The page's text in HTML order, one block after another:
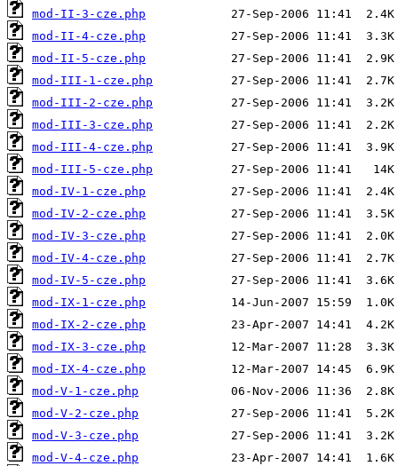
mod-II-3-cze.php
mod-II-4-cze.php
mod-II-5-cze.php
mod-III-1-cze.php
mod-III-2-cze.php
mod-III-3-cze.php
mod-III-4-cze.php
mod-III-5-cze.php
mod-IV-1-cze.php
mod-IV-2-cze.php
mod-IV-3-cze.php
mod-IV-4-cze.php
mod-IV-5-cze.php
mod-IX-1-cze.php
mod-IX-2-cze.php
mod-IX-3-cze.php
mod-IX-4-cze.php
mod-V-1-cze.php
mod-V-2-cze.php
mod-V-3-cze.php
mod-V-4-cze.php